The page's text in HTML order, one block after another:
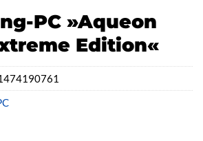
PC »Aqueon
Edition«